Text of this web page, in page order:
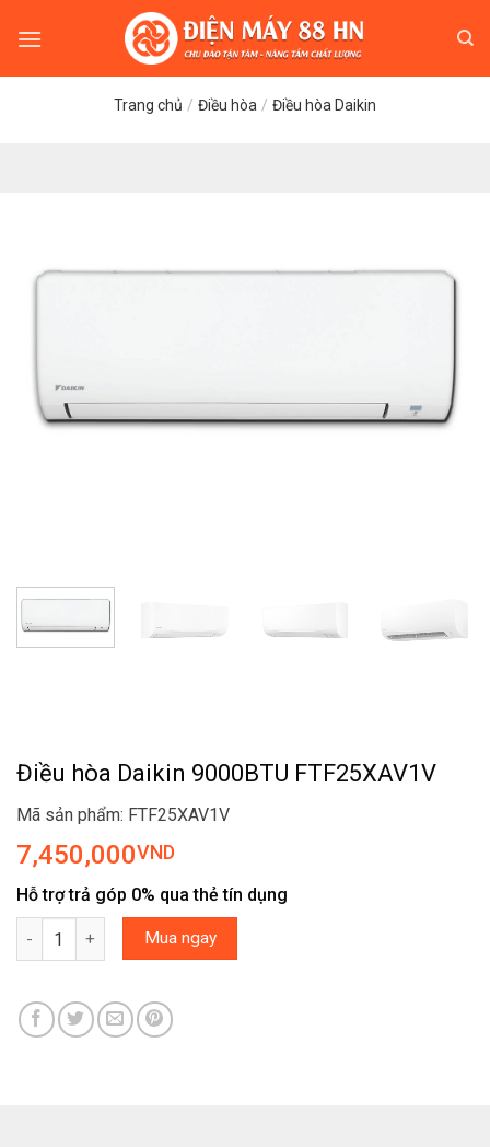
Trang chủ / Điều hòa / Điều hòa Daikin
Điều hòa Daikin 9000BTU FTF25XAV1V
Mã sản phẩm: FTF25XAV1V
7,450,000VND
Hỗ trợ trả góp 0% qua thẻ tín dụng
Điều hòa Daikin 9000BTU FTF25XAV1V số lượng
Mua ngay